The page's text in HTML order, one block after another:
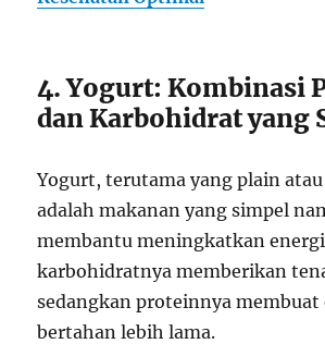
4. Yogurt: Kombinasi
dan Karbohidrat yang
Yogurt, terutama yang plain
adalah makanan yang simpel
membantu meningkatkan
karbohidratnya memberikan
sedangkan proteinnya membuat
bertahan lebih lama.